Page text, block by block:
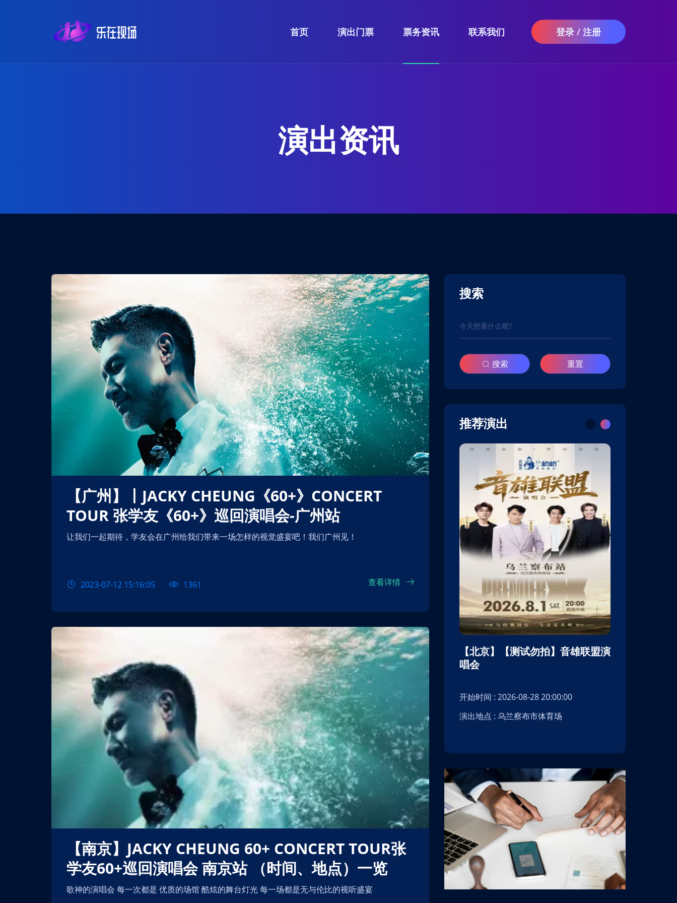
首页 演出门票 票务资讯 联系我们 登录 / 注册
演出资讯
【广州】丨JACKY CHEUNG《60+》CONCERT
TOUR 张学友《60+》巡回演唱会-广州站
让我们一起期待，学友会在广州给我们带来一场怎样的视觉盛宴吧！我们广州见！
2023-07-12 15:16:05 1361 查看详情
【南京】JACKY CHEUNG 60+ CONCERT TOUR张
学友60+巡回演唱会 南京站 （时间、地点）一览
歌神的演唱会 每一次都是 优质的场馆 酷炫的舞台灯光 每一场都是无与伦比的视听盛宴
搜索
搜索 重置
推荐演出
唱会
开始时间 : 2026-08-28 20:00:00
演出地点 : 乌兰察布市体育场
【北京】【测试勿拍】音雄联盟演
唱会
开始时间 : 2026-08-28 20:00:00
演出地点 : 乌兰察布市体育场
【北京】【测试勿拍】音雄联盟演
唱会
开始时间 : 2026-08-28 20:00:00
演出地点 : 乌兰察布市体育场